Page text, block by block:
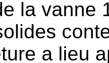
la vanne
a lieu